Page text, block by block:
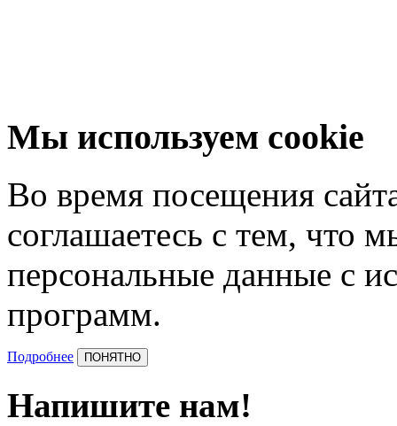
Мы используем cookie
Во время посещения
соглашаетесь с тем, что
персональные данные с
программ.
Подробнее ПОНЯТНО
Напишите нам!